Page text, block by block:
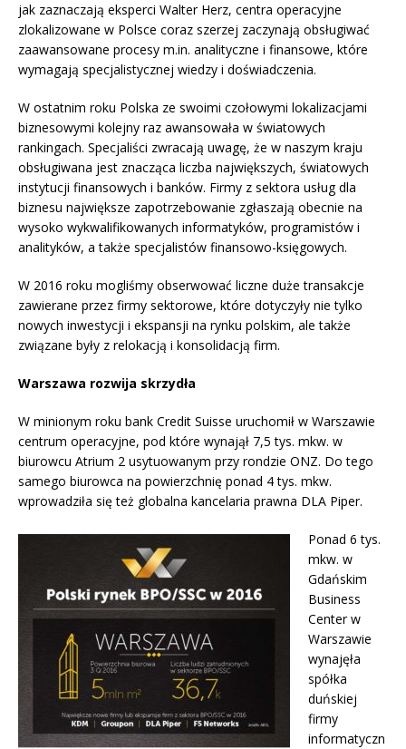
jak zaznaczają eksperci Walter Herz, centra operacyjne
zlokalizowane w Polsce coraz szerzej zaczynają obsługiwać
zaawansowane procesy m.in. analityczne i finansowe, które
wymagają specjalistycznej wiedzy i doświadczenia.
W ostatnim roku Polska ze swoimi czołowymi lokalizacjami
biznesowymi kolejny raz awansowała w światowych
rankingach. Specjaliści zwracają uwagę, że w naszym kraju
obsługiwana jest znacząca liczba największych, światowych
instytucji finansowych i banków. Firmy z sektora usług dla
biznesu największe zapotrzebowanie zgłaszają obecnie na
wysoko wykwalifikowanych informatyków, programistów i
analityków, a także specjalistów finansowo-księgowych.
W 2016 roku mogliśmy obserwować liczne duże transakcje
zawierane przez firmy sektorowe, które dotyczyły nie tylko
nowych inwestycji i ekspansji na rynku polskim, ale także
związane były z relokacją i konsolidacją firm.
Warszawa rozwija skrzydła
W minionym roku bank Credit Suisse uruchomił w Warszawie
centrum operacyjne, pod które wynajął 7,5 tys. mkw. w
biurowcu Atrium 2 usytuowanym przy rondzie ONZ. Do tego
samego biurowca na powierzchnię ponad 4 tys. mkw.
wprowadziła się też globalna kancelaria prawna DLA Piper.
Ponad 6 tys.
mkw. w
Gdańskim
Business
Center w
Warszawie
wynajęła
spółka
duńskiej
firmy
informatyczn